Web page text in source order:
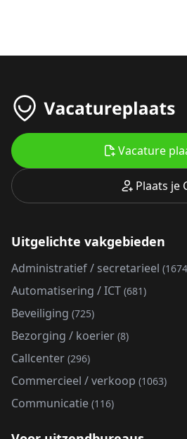
Plaats je
Vacature
Uitgelichte vakgebieden
Administratief / secretarieel
Automatisering / ICT (681)
Beveiliging (725)
Bezorging / koerier (8)
Callcenter (296)
Commercieel / verkoop (1063)
Communicatie (116)